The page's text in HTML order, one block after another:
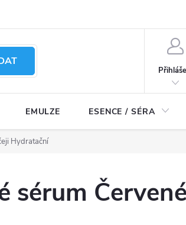
EMULZE ESENCE / SÉRA
Hydratační
sérum